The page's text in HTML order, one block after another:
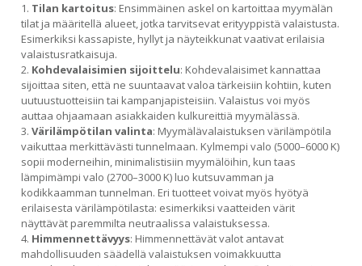
Tilan kartoitus: Ensimmäinen askel on kartoittaa myymälän
tilat ja määritellä alueet, jotka tarvitsevat erityyppistä valaistusta.
Esimerkiksi kassapiste, hyllyt ja näyteikkunat vaativat erilaisia
valaistusratkaisuja.
Kohdevalaisimien sijoittelu: Kohdevalaisimet kannattaa
sijoittaa siten, että ne suuntaavat valoa tärkeisiin kohtiin, kuten
uutuustuotteisiin tai kampanjapisteisiin. Valaistus voi myös
auttaa ohjaamaan asiakkaiden kulkureittiä myymälässä.
Värilämpötilan valinta: Myymälävalaistuksen värilämpötila
vaikuttaa merkittävästi tunnelmaan. Kylmempi valo (5000–6000 K)
sopii moderneihin, minimalistisiin myymälöihin, kun taas
lämpimämpi valo (2700–3000 K) luo kutsuvamman ja
kodikkaamman tunnelman. Eri tuotteet voivat myös hyötyä
erilaisesta värilämpötilasta: esimerkiksi vaatteiden värit
näyttävät paremmilta neutraalissa valaistuksessa.
Himmennettävyys: Himmennettävät valot antavat
mahdollisuuden säädellä valaistuksen voimakkuutta